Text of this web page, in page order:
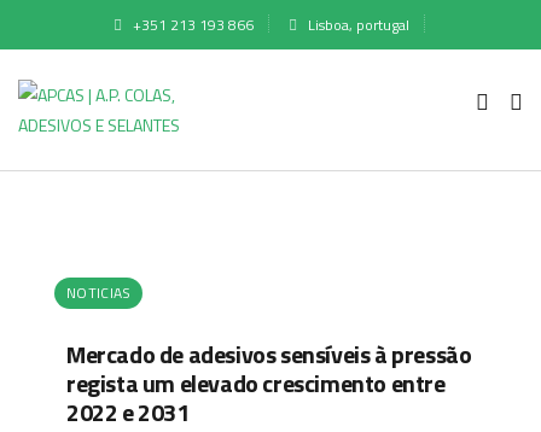
+351 213 193 866 Lisboa, portugal
NOTICIAS
Mercado de adesivos sensíveis à pressão
regista um elevado crescimento entre
2022 e 2031